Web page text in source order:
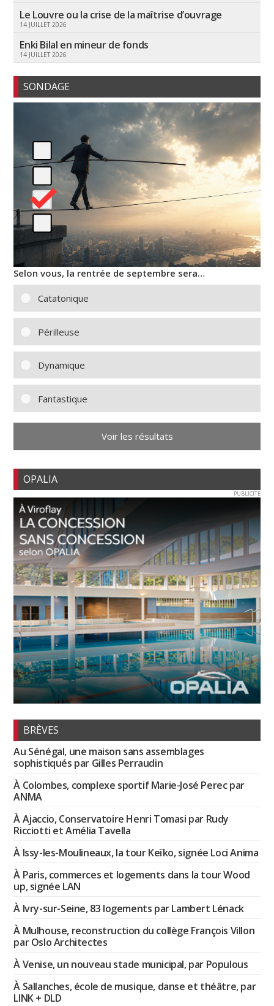
Le Louvre ou la crise de la maîtrise d’ouvrage
14 JUILLET 2026
Enki Bilal en mineur de fonds
14 JUILLET 2026
SONDAGE
Selon vous, la rentrée de septembre sera…
Catatonique
Périlleuse
Dynamique
Fantastique
Voir les résultats
OPALIA
PUBLICITE
BRÈVES
Au Sénégal, une maison sans assemblages
sophistiqués par Gilles Perraudin
À Colombes, complexe sportif Marie-José Perec par
ANMA
À Ajaccio, Conservatoire Henri Tomasi par Rudy
Ricciotti et Amélia Tavella
À Issy-les-Moulineaux, la tour Keïko, signée Loci Anima
À Paris, commerces et logements dans la tour Wood
up, signée LAN
À Ivry-sur-Seine, 83 logements par Lambert Lénack
À Mulhouse, reconstruction du collège François Villon
par Oslo Architectes
À Venise, un nouveau stade municipal, par Populous
À Sallanches, école de musique, danse et théâtre, par
LINK + DLD